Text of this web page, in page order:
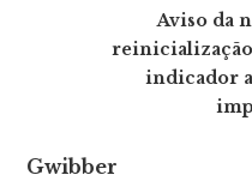
Aviso da
indicador
Gwibber